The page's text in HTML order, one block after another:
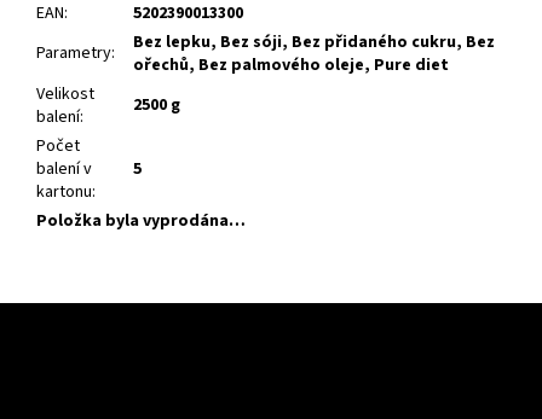
EAN:
5202390013300
Parametry:
Bez lepku, Bez sóji, Bez přidaného cukru, Bez
ořechů, Bez palmového oleje, Pure diet
Velikost
balení:
2500 g
Počet
balení v
kartonu:
5
Položka byla vyprodána…